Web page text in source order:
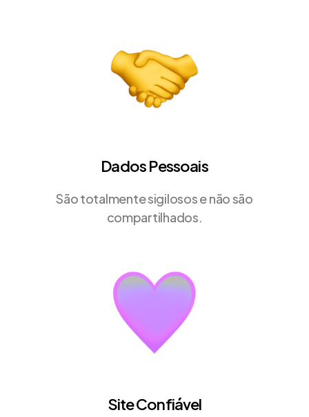
Dados Pessoais
São totalmente sigilosos e não são
compartilhados.
Site Confiável